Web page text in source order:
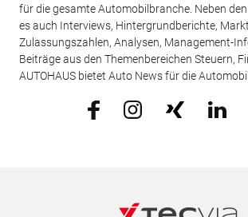
für die gesamte Automobilbranche. Neben
es auch Interviews, Hintergrundberichte,
Zulassungszahlen, Analysen, Management-
Beiträge aus den Themenbereichen Steuern,
AUTOHAUS bietet Auto News für die